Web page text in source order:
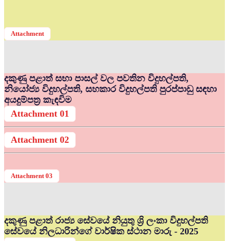
Attachment
දකුණු පළාත් සභා පාසල් වල පවතින විදුහල්පති,
නියෝජ්‍ය විදුහල්පති, සහකාර විදුහල්පති පුරප්පාඩු සඳහා
අයදුම්පත්‍ර කැඳවිම
Attachment 01
Attachment 02
Attachment 03
දකුණු පළාත් රාජ්‍ය සේවයේ නියුතු ශ්‍රි ලංකා විදුහල්පති
සේවයේ නිලධාරින්ගේ වාර්ෂික ස්ථාන මාරු - 2025